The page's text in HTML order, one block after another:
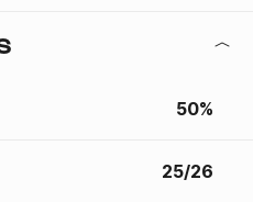
50%
25/26